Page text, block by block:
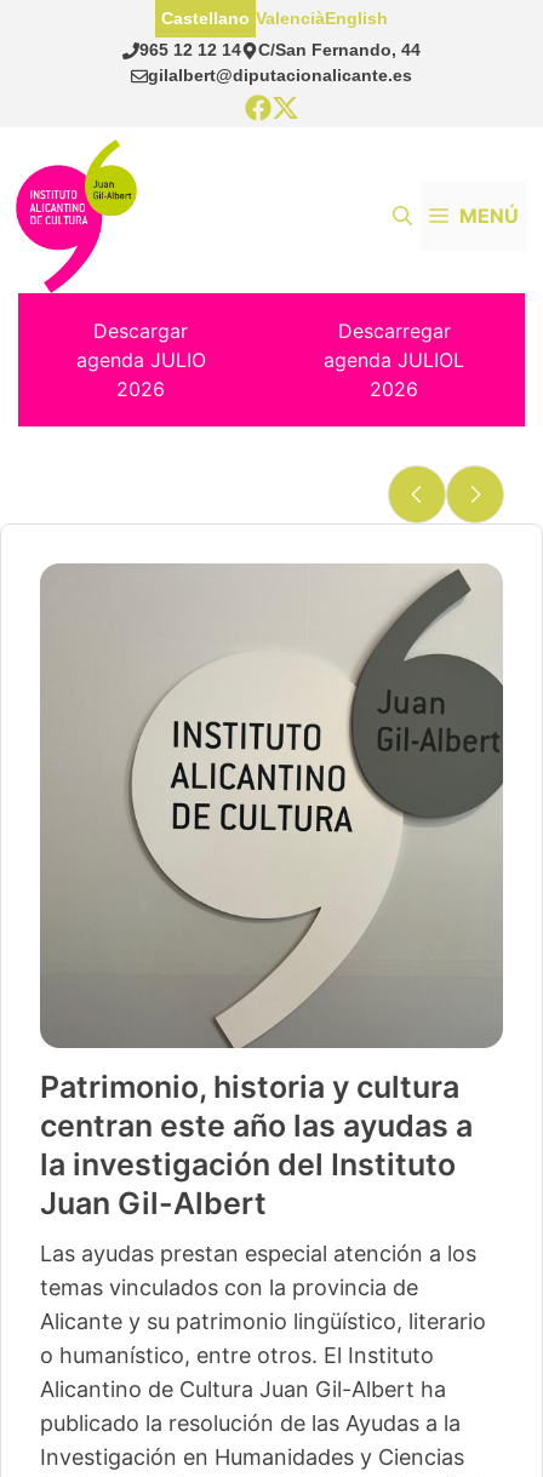
965 12 12 14
C/San Fernando, 44
gilalbert@diputacionalicante.es
Castellano ValenciàEnglish
MENÚ
Descargar
agenda JULIO
2026
Descarregar
agenda JULIOL
2026
Patrimonio, historia y cultura
centran este año las ayudas a
la investigación del Instituto
Juan Gil-Albert
Las ayudas prestan especial atención a los
temas vinculados con la provincia de
Alicante y su patrimonio lingüístico, literario
o humanístico, entre otros. El Instituto
Alicantino de Cultura Juan Gil-Albert ha
publicado la resolución de las Ayudas a la
Investigación en Humanidades y Ciencias